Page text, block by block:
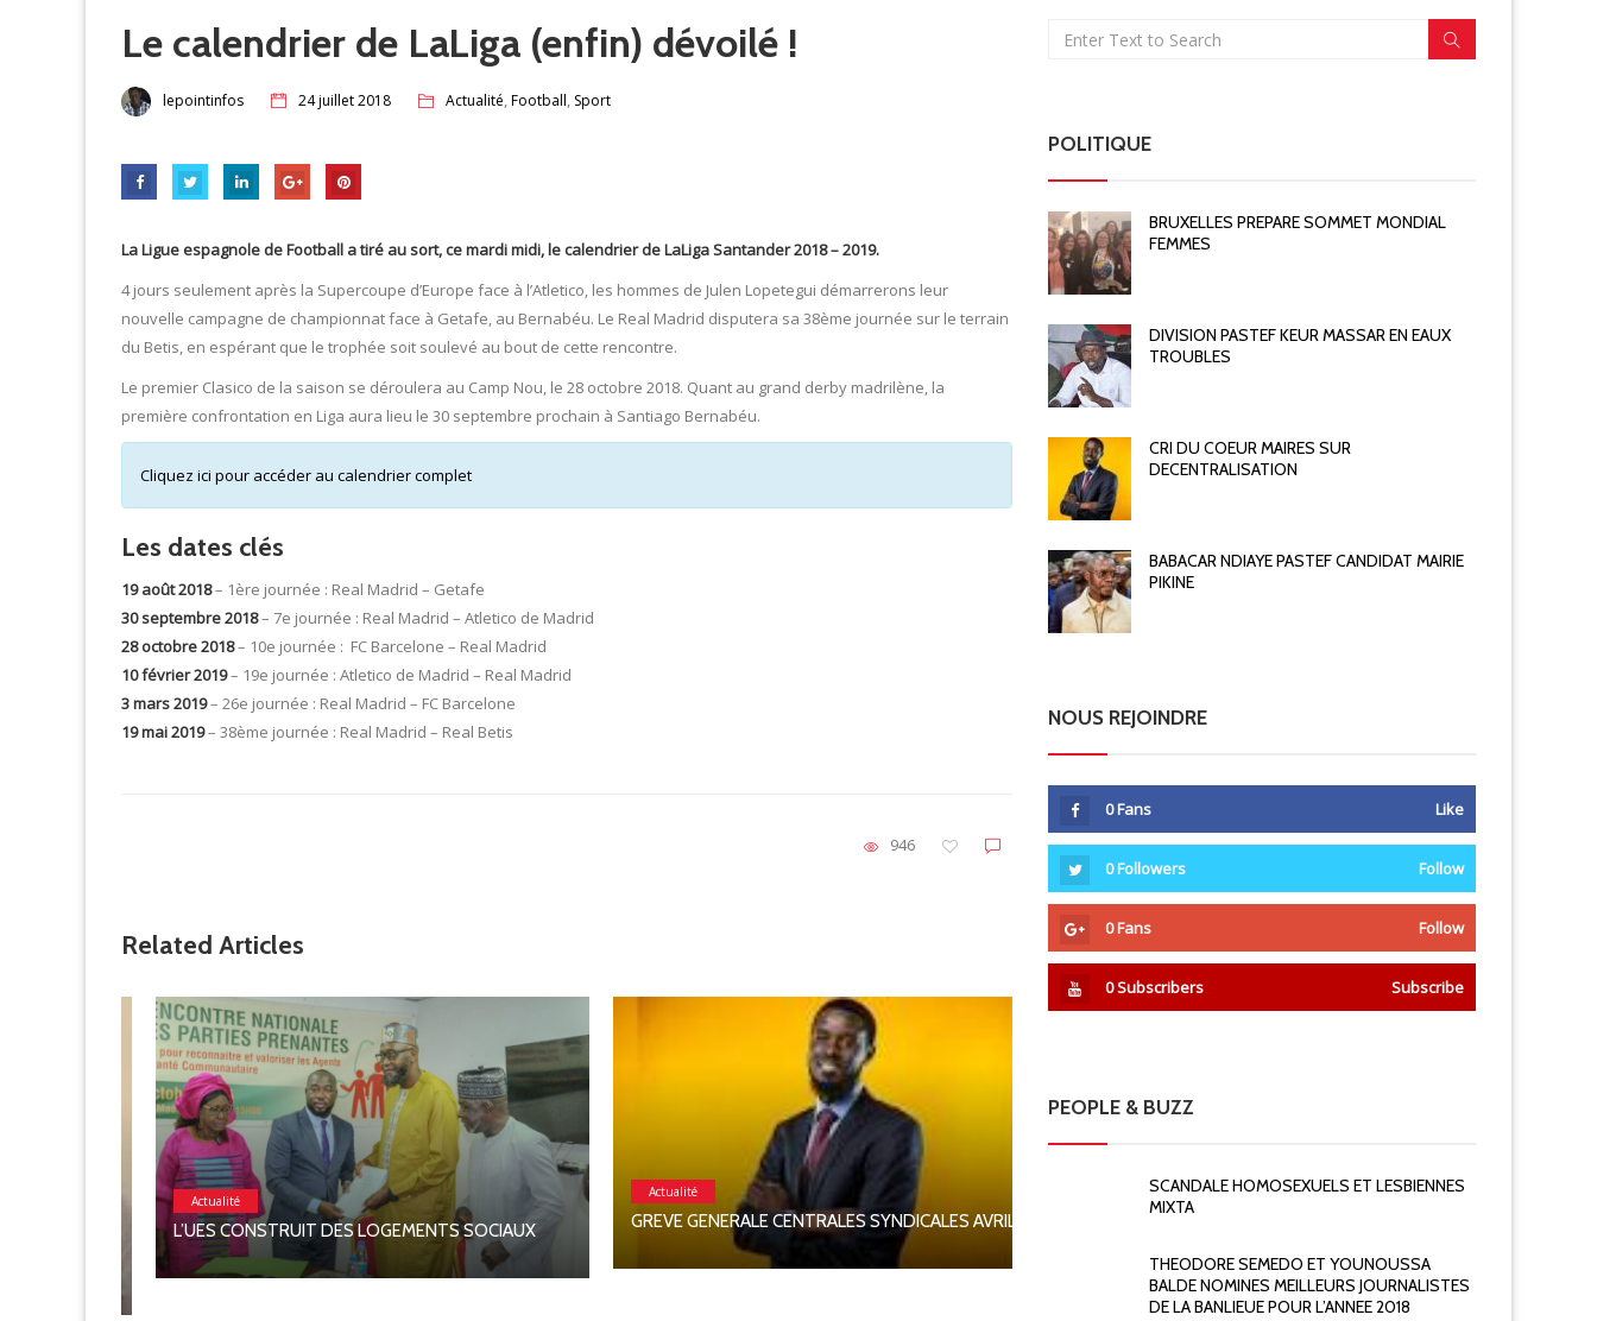
Le calendrier de LaLiga (enfin) dévoilé !
lepointinfos 24 juillet 2018 Actualité,Football, Sport
La Ligue espagnole de Football a tiré au sort, ce mardi midi, le calendrier de LaLiga Santander 2018 – 2019.
4 jours seulement après la Supercoupe d’Europe face à l’Atletico, les hommes de Julen Lopetegui démarrerons leur
nouvelle campagne de championnat face à Getafe, au Bernabéu. Le Real Madrid disputera sa 38ème journée sur le terrain
du Betis, en espérant que le trophée soit soulevé au bout de cette rencontre.
Le premier Clasico de la saison se déroulera au Camp Nou, le 28 octobre 2018. Quant au grand derby madrilène, la
première confrontation en Liga aura lieu le 30 septembre prochain à Santiago Bernabéu.
Cliquez ici pour accéder au calendrier complet
Les dates clés
19 août 2018– 1ère journée : Real Madrid – Getafe
30 septembre 2018– 7e journée : Real Madrid – Atletico de Madrid
28 octobre 2018– 10e journée : FC Barcelone – Real Madrid
10 février 2019– 19e journée : Atletico de Madrid – Real Madrid
3 mars 2019– 26e journée : Real Madrid – FC Barcelone
19 mai 2019– 38ème journée : Real Madrid – Real Betis
946
Related Articles
Actualité
L’UES CONSTRUIT DES LOGEMENTS SOCIAUX
Actualité
GREVE GENERALE CENTRALES SYNDICALES AVRIL
COLERE CSA CONTRE SEN EAU ET ETAT
POLITIQUE
BRUXELLES PREPARE SOMMET MONDIAL
FEMMES
DIVISION PASTEF KEUR MASSAR EN EAUX
TROUBLES
CRI DU COEUR MAIRES SUR
DECENTRALISATION
BABACAR NDIAYE PASTEF CANDIDAT MAIRIE
PIKINE
NOUS REJOINDRE
0Fans Like
0Followers Follow
0Fans Follow
0Subscribers Subscribe
PEOPLE & BUZZ
SCANDALE HOMOSEXUELS ET LESBIENNES
MIXTA
THEODORE SEMEDO ET YOUNOUSSA
BALDE NOMINES MEILLEURS JOURNALISTES
DE LA BANLIEUE POUR L’ANNEE 2018